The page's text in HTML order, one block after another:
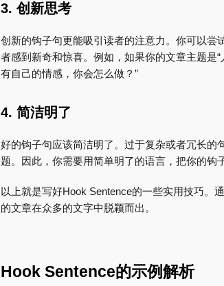
3. 创新思考
创新的钩子句更能吸引读者的注意力。你可以
者感到新奇和惊喜。例如，如果你的文章主题是
有自己的情感，你会怎么做？”
4. 简洁明了
好的钩子句应该简洁明了。过于复杂或者冗长的
题。因此，你需要用简单明了的语言，把你的钩
以上就是写好Hook Sentence的一些实用技巧。
的文章在众多的文字中脱颖而出。
Hook Sentence的示例解析